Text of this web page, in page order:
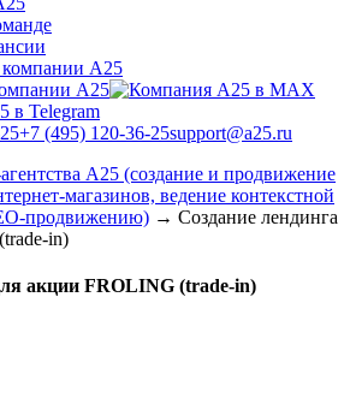
+7 (495) 120-36-25support@a25.ru
А25 (создание и продвижение
магазинов, ведение контекстной
продвижению) → Создание лендинга
in)
акции FROLING (trade-in)